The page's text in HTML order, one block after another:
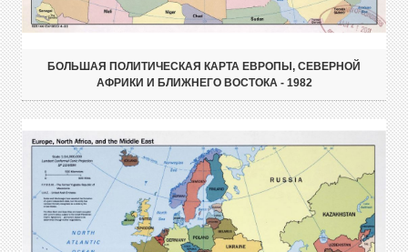
БОЛЬШАЯ ПОЛИТИЧЕСКАЯ КАРТА ЕВРОПЫ, СЕВЕРНОЙ
АФРИКИ И БЛИЖНЕГО ВОСТОКА - 1982